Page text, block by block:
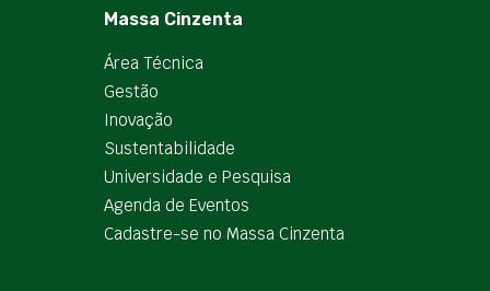
Massa Cinzenta
Área Técnica
Gestão
Inovação
Sustentabilidade
Universidade e Pesquisa
Agenda de Eventos
Cadastre-se no Massa Cinzenta